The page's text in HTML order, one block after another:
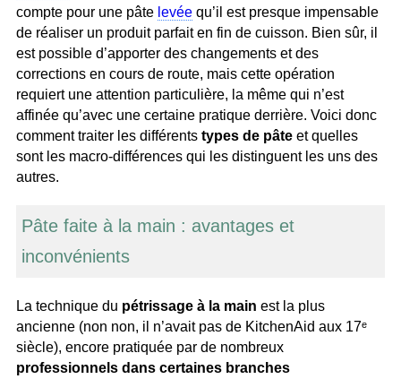
compte pour une pâte levée qu’il est presque impensable
de réaliser un produit parfait en fin de cuisson. Bien sûr, il
est possible d’apporter des changements et des
corrections en cours de route, mais cette opération
requiert une attention particulière, la même qui n’est
affinée qu’avec une certaine pratique derrière. Voici donc
comment traiter les différents types de pâte et quelles
sont les macro-différences qui les distinguent les uns des
autres.
Pâte faite à la main : avantages et
inconvénients
La technique du pétrissage à la main est la plus
ancienne (non non, il n’avait pas de KitchenAid aux 17ᵉ
siècle), encore pratiquée par de nombreux
professionnels dans certaines branches